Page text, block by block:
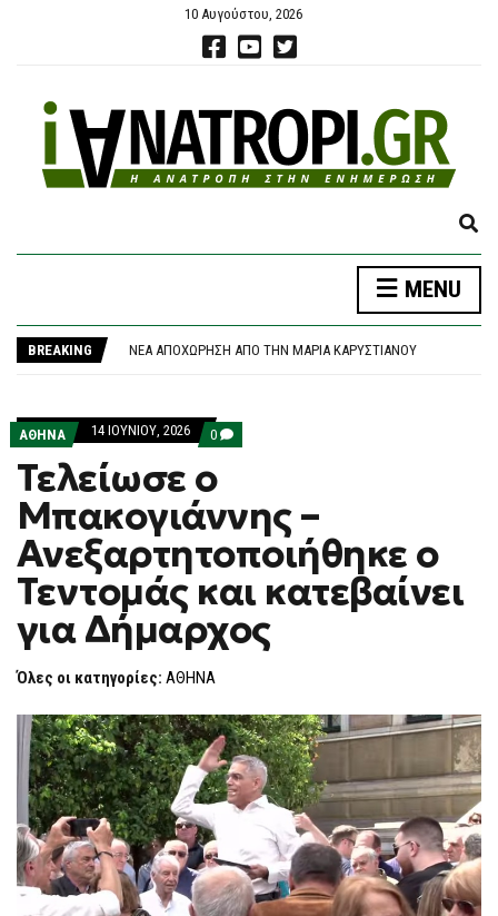
10 Αυγούστου, 2026
E
P
N
MENU
BREAKING
ΔΥΟ ΑΚΌΜΗ ΜΕΤΆΛΛΙΑ ΣΤΟ ΠΑΓΚΌΣΜΙΟ ΠΡΩΤΆΘΛΗΜΑ ΣΤΊΒΟΥ Κ20
ΝΈΑ ΑΠΟΧΏΡΗΣΗ ΑΠΌ ΤΗΝ ΜΑΡΊΑ ΚΑΡΥΣΤΙΑΝΟΎ
ΑΘΗΝΑ 14 ΙΟΥΝΊΟΥ, 2026 0 COMMENTS
ON
–
ΑΝΕΞΑΡΤΗΤΟΠΟΙΉΘΗΚΕ
Ο
ΤΕΝΤΟΜΆΣ
ΚΑΙ
ΚΑΤΕΒΑΊΝΕΙ
ΔΉΜΑΡΧΟΣ
Τελείωσε ο
Μπακογιάννης –
Ανεξαρτητοποιήθηκε ο
Τεντομάς και κατεβαίνει
για Δήμαρχος
Όλες οι κατηγορίες: ΑΘΗΝΑ